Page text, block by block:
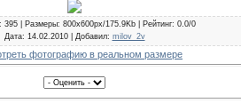
395 | Размеры: 800x600px/175.9Kb | Рейтинг: 0.0/0
Дата: 14.02.2010 | Добавил: milov_2v
фотографию в реальном размере